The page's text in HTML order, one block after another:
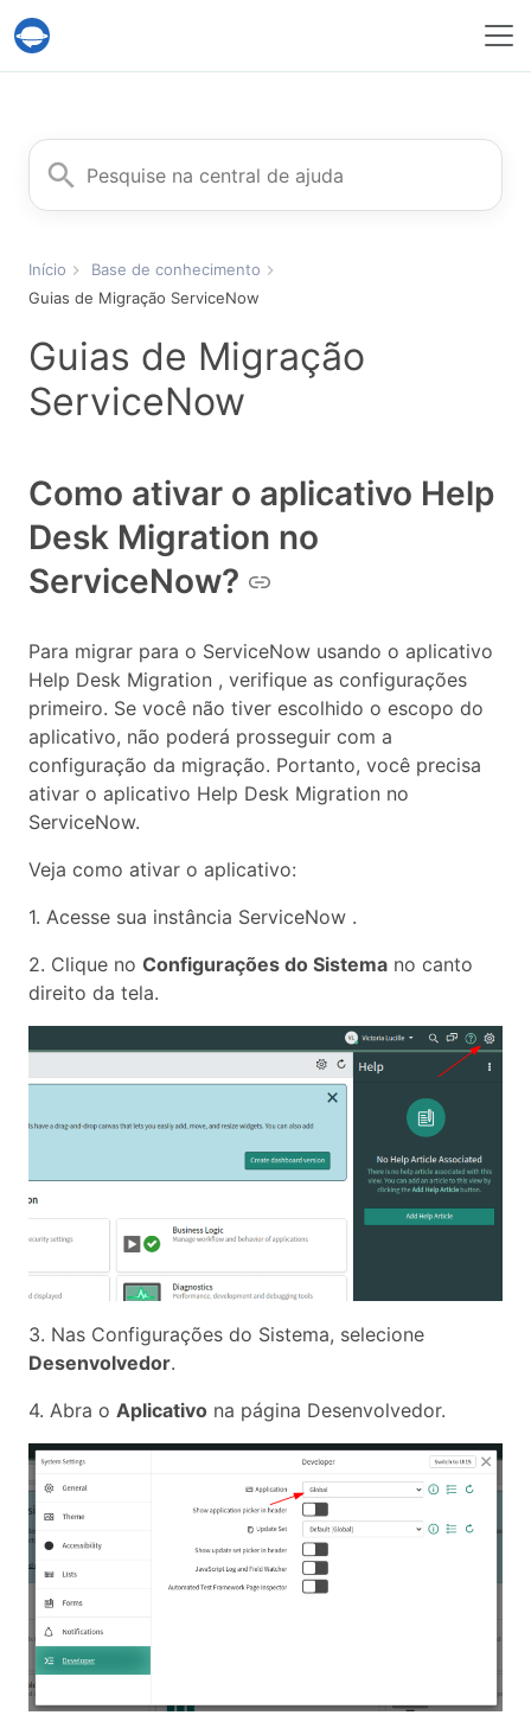
Serviço Help Desk Migration
Procurar
Início
Base de conhecimento
Guias de Migração ServiceNow
Guias de Migração
ServiceNow
Como ativar o aplicativo Help
Desk Migration no
ServiceNow?
Para migrar para o ServiceNow usando o aplicativo
Help Desk Migration , verifique as configurações
primeiro. Se você não tiver escolhido o escopo do
aplicativo, não poderá prosseguir com a
configuração da migração. Portanto, você precisa
ativar o aplicativo Help Desk Migration no
ServiceNow.
Veja como ativar o aplicativo:
1. Acesse sua instância ServiceNow .
2. Clique no Configurações do Sistema no canto
direito da tela.
3. Nas Configurações do Sistema, selecione
Desenvolvedor.
4. Abra o Aplicativo na página Desenvolvedor.